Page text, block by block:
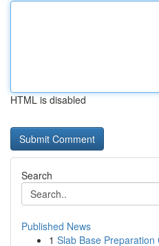
HTML is disabled
Search
Published News
1 Slab Base